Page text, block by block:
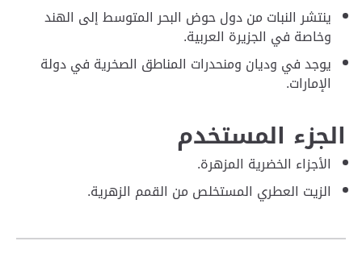
ينتشر النبات من دول حوض البحر المتوسط إلى الهند
وخاصة في الجزيرة العربية.
يوجد في وديان ومنحدرات المناطق الصخرية في دولة
الإمارات.
الجزء المستخدم
الأجزاء الخضرية المزهرة.
الزيت العطري المستخلص من القمم الزهرية.